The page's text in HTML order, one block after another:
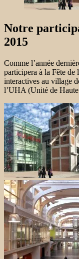
Notre
2015
Comme l’année
participera à la Fête de
interactives au village
l’UHA (Unité de